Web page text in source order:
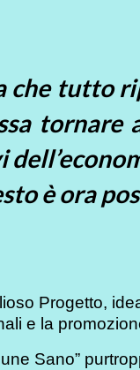
che tutto
è ora
Progetto,
e la
Sano”